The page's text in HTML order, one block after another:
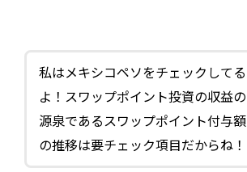
私はメキシコペソをチェックしてる
よ！スワップポイント投資の収益の
源泉であるスワップポイント付与額
の推移は要チェック項目だからね！